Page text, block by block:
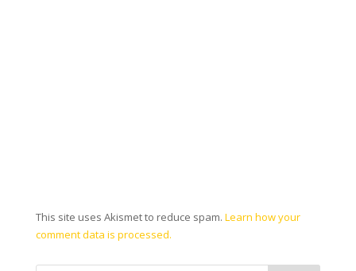
This site uses Akismet to reduce spam. Learn how your
comment data is processed.